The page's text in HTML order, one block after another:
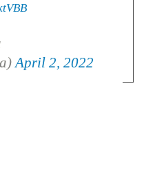
April 2, 2022